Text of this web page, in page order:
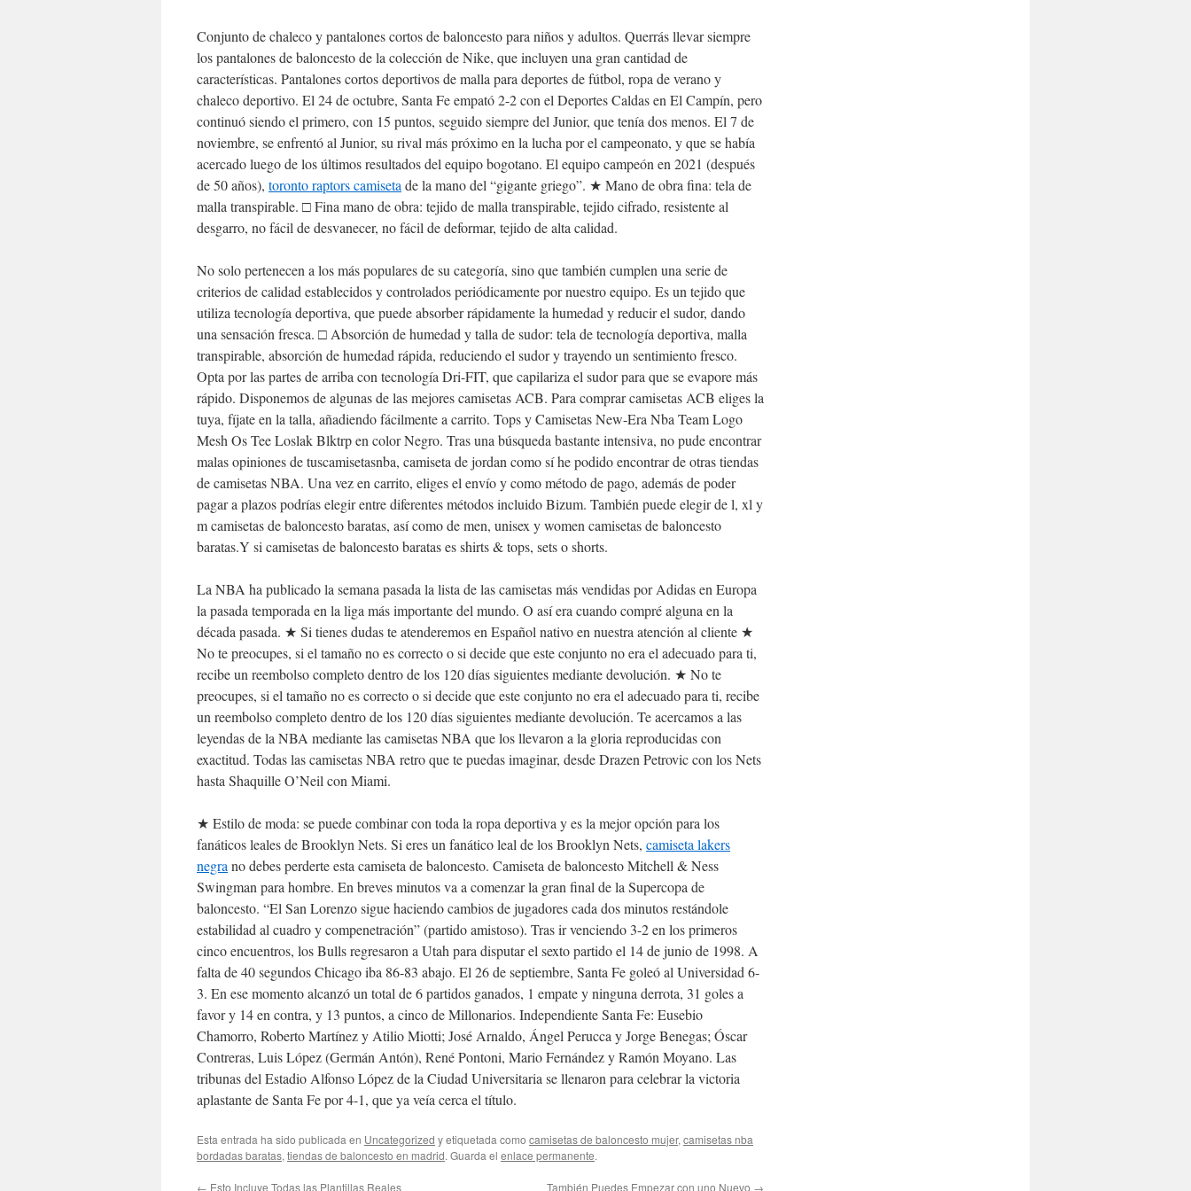
Conjunto de chaleco y pantalones cortos de baloncesto para niños y adultos. Querrás llevar siempre
los pantalones de baloncesto de la colección de Nike, que incluyen una gran cantidad de
características. Pantalones cortos deportivos de malla para deportes de fútbol, ropa de verano y
chaleco deportivo. El 24 de octubre, Santa Fe empató 2-2 con el Deportes Caldas en El Campín, pero
continuó siendo el primero, con 15 puntos, seguido siempre del Junior, que tenía dos menos. El 7 de
noviembre, se enfrentó al Junior, su rival más próximo en la lucha por el campeonato, y que se había
acercado luego de los últimos resultados del equipo bogotano. El equipo campeón en 2021 (después
de 50 años), toronto raptors camiseta de la mano del “gigante griego”. ★ Mano de obra fina: tela de
malla transpirable. □ Fina mano de obra: tejido de malla transpirable, tejido cifrado, resistente al
desgarro, no fácil de desvanecer, no fácil de deformar, tejido de alta calidad.
No solo pertenecen a los más populares de su categoría, sino que también cumplen una serie de
criterios de calidad establecidos y controlados periódicamente por nuestro equipo. Es un tejido que
utiliza tecnología deportiva, que puede absorber rápidamente la humedad y reducir el sudor, dando
una sensación fresca. □ Absorción de humedad y talla de sudor: tela de tecnología deportiva, malla
transpirable, absorción de humedad rápida, reduciendo el sudor y trayendo un sentimiento fresco.
Opta por las partes de arriba con tecnología Dri-FIT, que capilariza el sudor para que se evapore más
rápido. Disponemos de algunas de las mejores camisetas ACB. Para comprar camisetas ACB eliges la
tuya, fíjate en la talla, añadiendo fácilmente a carrito. Tops y Camisetas New-Era Nba Team Logo
Mesh Os Tee Loslak Blktrp en color Negro. Tras una búsqueda bastante intensiva, no pude encontrar
malas opiniones de tuscamisetasnba, camiseta de jordan como sí he podido encontrar de otras tiendas
de camisetas NBA. Una vez en carrito, eliges el envío y como método de pago, además de poder
pagar a plazos podrías elegir entre diferentes métodos incluido Bizum. También puede elegir de l, xl y
m camisetas de baloncesto baratas, así como de men, unisex y women camisetas de baloncesto
baratas.Y si camisetas de baloncesto baratas es shirts & tops, sets o shorts.
La NBA ha publicado la semana pasada la lista de las camisetas más vendidas por Adidas en Europa
la pasada temporada en la liga más importante del mundo. O así era cuando compré alguna en la
década pasada. ★ Si tienes dudas te atenderemos en Español nativo en nuestra atención al cliente ★
No te preocupes, si el tamaño no es correcto o si decide que este conjunto no era el adecuado para ti,
recibe un reembolso completo dentro de los 120 días siguientes mediante devolución. ★ No te
preocupes, si el tamaño no es correcto o si decide que este conjunto no era el adecuado para ti, recibe
un reembolso completo dentro de los 120 días siguientes mediante devolución. Te acercamos a las
leyendas de la NBA mediante las camisetas NBA que los llevaron a la gloria reproducidas con
exactitud. Todas las camisetas NBA retro que te puedas imaginar, desde Drazen Petrovic con los Nets
hasta Shaquille O’Neil con Miami.
★ Estilo de moda: se puede combinar con toda la ropa deportiva y es la mejor opción para los
fanáticos leales de Brooklyn Nets. Si eres un fanático leal de los Brooklyn Nets, camiseta lakers
negra no debes perderte esta camiseta de baloncesto. Camiseta de baloncesto Mitchell & Ness
Swingman para hombre. En breves minutos va a comenzar la gran final de la Supercopa de
baloncesto. “El San Lorenzo sigue haciendo cambios de jugadores cada dos minutos restándole
estabilidad al cuadro y compenetración” (partido amistoso). Tras ir venciendo 3-2 en los primeros
cinco encuentros, los Bulls regresaron a Utah para disputar el sexto partido el 14 de junio de 1998. A
falta de 40 segundos Chicago iba 86-83 abajo. El 26 de septiembre, Santa Fe goleó al Universidad 6-
3. En ese momento alcanzó un total de 6 partidos ganados, 1 empate y ninguna derrota, 31 goles a
favor y 14 en contra, y 13 puntos, a cinco de Millonarios. Independiente Santa Fe: Eusebio
Chamorro, Roberto Martínez y Atilio Miotti; José Arnaldo, Ángel Perucca y Jorge Benegas; Óscar
Contreras, Luis López (Germán Antón), René Pontoni, Mario Fernández y Ramón Moyano. Las
tribunas del Estadio Alfonso López de la Ciudad Universitaria se llenaron para celebrar la victoria
aplastante de Santa Fe por 4-1, que ya veía cerca el título.
Esta entrada ha sido publicada en Uncategorized y etiquetada como camisetas de baloncesto mujer, camisetas nba
bordadas baratas, tiendas de baloncesto en madrid. Guarda el enlace permanente.
← Esto Incluye Todas las Plantillas Reales También Puedes Empezar con uno Nuevo →